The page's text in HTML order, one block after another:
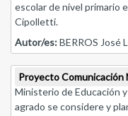
escolar de nivel primario
Cipolletti.
Autor/es:BERROS José
Proyecto Comunicación
Ministerio de Educación
agrado se considere y